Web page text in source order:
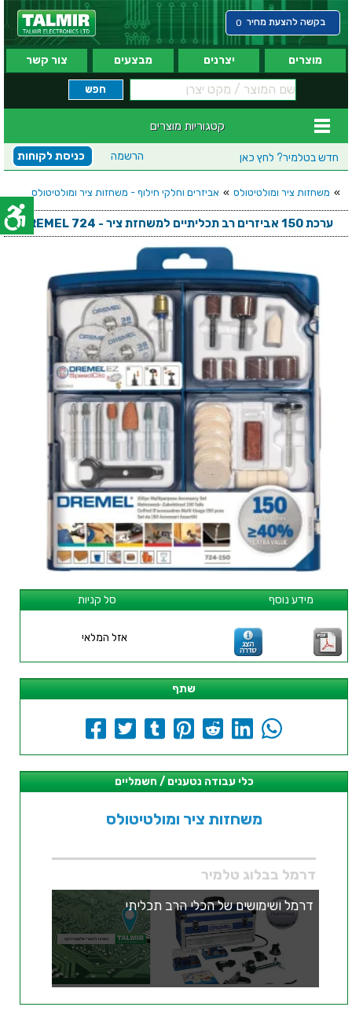
בקשה להצעת מחיר 0
מוצרים יצרנים מבצעים צור קשר
קטגוריות מוצרים
חדש בטלמיר? לחץ כאן כניסת לקוחות הרשמה
» משחזות ציר ומולטיטולס » אביזרים וחלקי חילוף - משחזות ציר ומולטיטולס
ערכת 150 אביזרים רב תכליתיים למשחזת ציר - DREMEL 724
סל קניות מידע נוסף
אזל המלאי
שתף
כלי עבודה נטענים / חשמליים
משחזות ציר ומולטיטולס
דרמל בבלוג טלמיר
דרמל ושימושים של הכלי הרב תכליתי